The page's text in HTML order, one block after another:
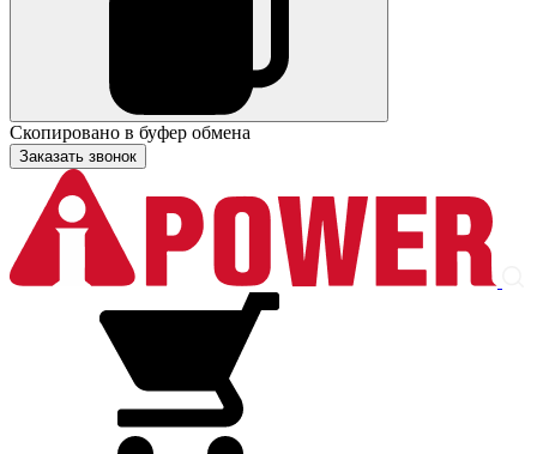
Скопировано в буфер обмена
Заказать звонок